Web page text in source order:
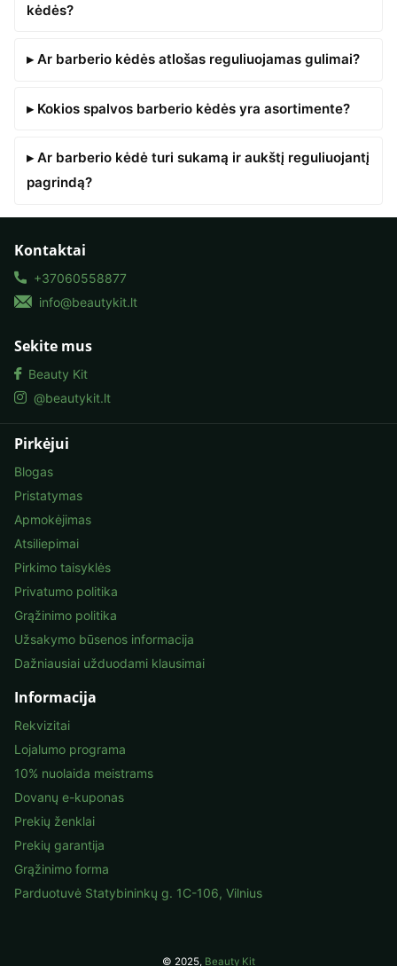
kėdės?
▸ Ar barberio kėdės atlošas reguliuojamas gulimai?
▸ Kokios spalvos barberio kėdės yra asortimente?
▸ Ar barberio kėdė turi sukamą ir aukštį reguliuojantį
pagrindą?
Pirkėjui
Blogas
Pristatymas
Apmokėjimas
Atsiliepimai
Pirkimo taisyklės
Privatumo politika
Grąžinimo politika
Užsakymo būsenos informacija
Dažniausiai užduodami klausimai
Informacija
Rekvizitai
Lojalumo programa
10% nuolaida meistrams
Dovanų e-kuponas
Prekių ženklai
Prekių garantija
Grąžinimo forma
Parduotuvė Statybininkų g. 1C-106, Vilnius
Kontaktai
+37060558877
info@beautykit.lt
Sekite mus
Beauty Kit
@beautykit.lt
© 2025, Beauty Kit